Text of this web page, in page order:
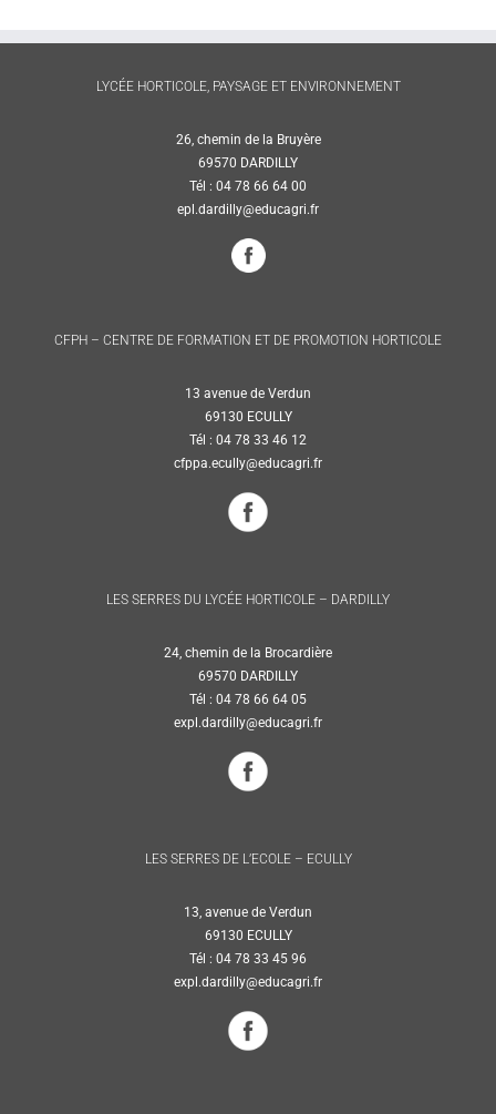
LYCÉE HORTICOLE, PAYSAGE ET ENVIRONNEMENT
26, chemin de la Bruyère
69570 DARDILLY
Tél : 04 78 66 64 00
epl.dardilly@educagri.fr
CFPH – CENTRE DE FORMATION ET DE PROMOTION HORTICOLE
13 avenue de Verdun
69130 ECULLY
Tél : 04 78 33 46 12
cfppa.ecully@educagri.fr
LES SERRES DU LYCÉE HORTICOLE – DARDILLY
24, chemin de la Brocardière
69570 DARDILLY
Tél : 04 78 66 64 05
expl.dardilly@educagri.fr
LES SERRES DE L’ECOLE – ECULLY
13, avenue de Verdun
69130 ECULLY
Tél : 04 78 33 45 96
expl.dardilly@educagri.fr